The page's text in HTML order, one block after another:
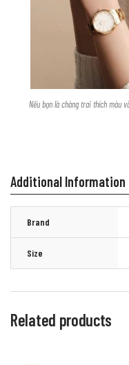
Nếu bạn là chàng trai thích màu
Additional Information
Brand
Size
Related products